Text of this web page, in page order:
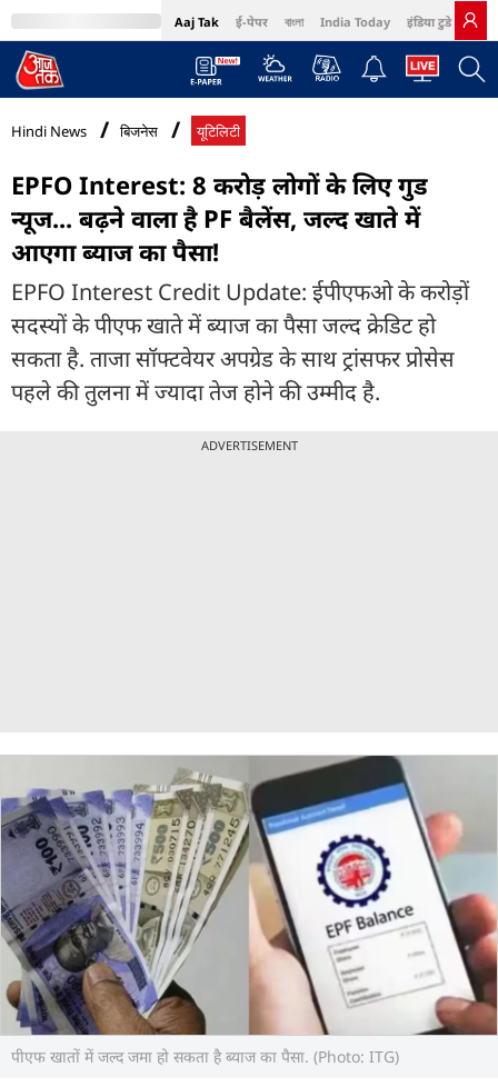
Aaj Tak ई-पेपर বাংলা India Today इंडिया टुडे हिंदी
MumbaiTak Cosmopolitan Harper's Bazaar Northeast
Hindi News बिजनेस यूटिलिटी
EPFO Interest: 8 करोड़ लोगों के लिए गुड
न्यूज... बढ़ने वाला है PF बैलेंस, जल्द खाते में
आएगा ब्याज का पैसा!
EPFO Interest Credit Update: ईपीएफओ के करोड़ों
सदस्यों के पीएफ खाते में ब्याज का पैसा जल्द क्रेडिट हो
सकता है. ताजा सॉफ्टवेयर अपग्रेड के साथ ट्रांसफर प्रोसेस
पहले की तुलना में ज्यादा तेज होने की उम्मीद है.
ADVERTISEMENT
पीएफ खातों में जल्द जमा हो सकता है ब्याज का पैसा. (Photo: ITG)